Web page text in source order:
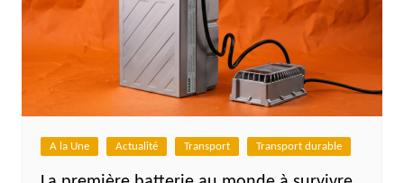
A la Une Actualité Transport Transport durable